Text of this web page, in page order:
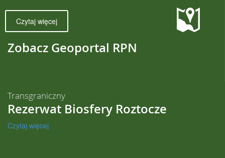
Zobacz Geoportal RPN
Czytaj więcej
Transgraniczny
Rezerwat Biosfery Roztocze
Czytaj więcej